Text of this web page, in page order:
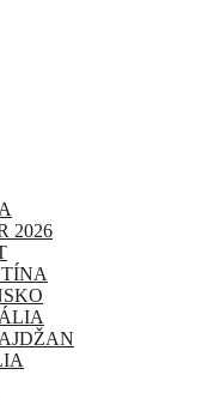
2026